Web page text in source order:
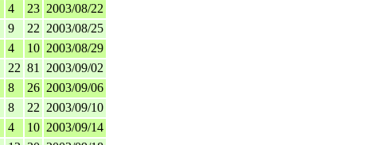
4 23 2003/08/22
9 22 2003/08/25
4 10 2003/08/29
22 81
2003/09/02
8 26 2003/09/06
8 22 2003/09/10
4 10 2003/09/14